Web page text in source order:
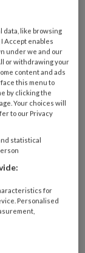
zorg
die
zorg
over
data, like browsing
Accept enables
under we and our
or withdrawing your
content and ads
this menu to
by clicking the
Your choices will
to our Privacy
statistical
for
Personalised